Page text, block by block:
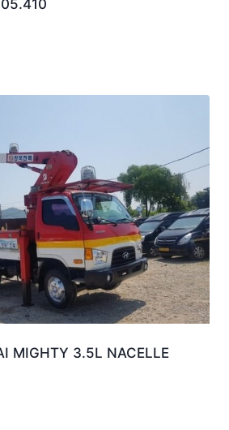
MIGHTY 3.5L NACELLE